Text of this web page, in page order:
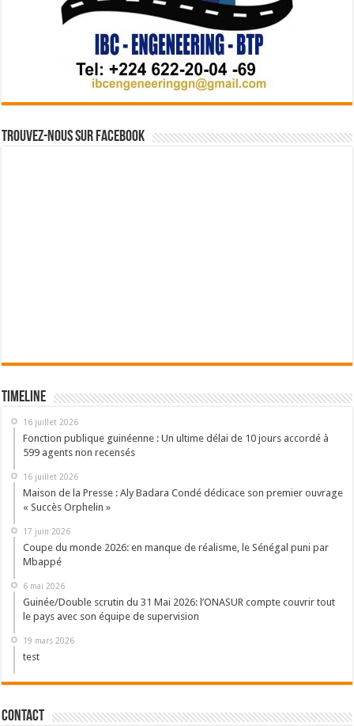
Trouvez-nous sur Facebook
Timeline
16 juillet 2026
Fonction publique guinéenne : Un ultime délai de 10 jours accordé à
599 agents non recensés
16 juillet 2026
Maison de la Presse : Aly Badara Condé dédicace son premier ouvrage
« Succès Orphelin »
17 juin 2026
Coupe du monde 2026: en manque de réalisme, le Sénégal puni par
Mbappé
6 mai 2026
Guinée/Double scrutin du 31 Mai 2026: l’ONASUR compte couvrir tout
le pays avec son équipe de supervision
19 mars 2026
test
Contact